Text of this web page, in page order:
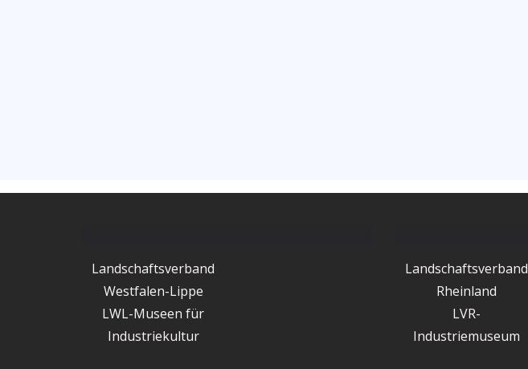
Landschaftsverband
Westfalen-Lippe
LWL-Museen für
Industriekultur
Landschaftsverband
Rheinland
LVR-
Industriemuseum